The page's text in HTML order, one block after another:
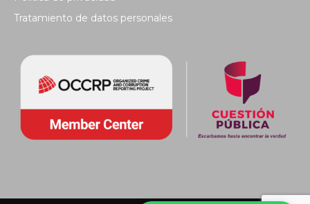
Tratamiento de datos personales